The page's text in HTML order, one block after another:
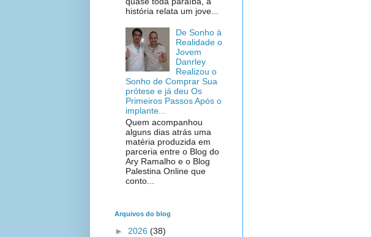
história relata um jove...
De Sonho à
Realidade o
Jovem
Danrley
Realizou o
Sonho de Comprar Sua
prótese e já deu Os
Primeiros Passos Após o
implante...
Quem acompanhou
alguns dias atrás uma
matéria produzida em
parceria entre o Blog do
Ary Ramalho e o Blog
Palestina Online que
conto...
Arquivos do blog
► 2026 (38)